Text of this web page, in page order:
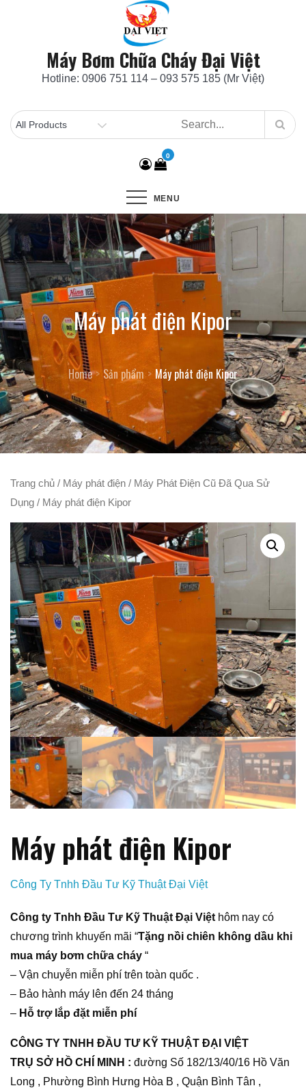
Máy Bơm Chữa Cháy Đại Việt
Hotline: 0906 751 114 – 093 575 185 (Mr Việt)
0
MENU
Máy phát điện Kipor
Home Sản phẩm Máy phát điện Kipor
Trang chủ / Máy phát điện / Máy Phát Điện Cũ Đã Qua Sử
Dụng / Máy phát điện Kipor
Máy phát điện Kipor
Công Ty Tnhh Đầu Tư Kỹ Thuật Đại Việt
Công ty Tnhh Đầu Tư Kỹ Thuật Đại Việt hôm nay có
chương trình khuyến mãi “Tặng nồi chiên không dầu khi
mua máy bơm chữa cháy “
– Vận chuyễn miễn phí trên toàn quốc .
– Bảo hành máy lên đến 24 tháng
– Hỗ trợ lắp đặt miễn phí
CÔNG TY TNHH ĐẦU TƯ KỸ THUẬT ĐẠI VIỆT
TRỤ SỞ HỒ CHÍ MINH : đường Số 182/13/40/16 Hồ Văn
Long , Phường Bình Hưng Hòa B , Quận Bình Tân ,